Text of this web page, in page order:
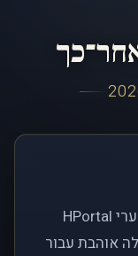
לפני כמעט שני עשורים, פתחנו את שערי HPortal
אוהבת עבור